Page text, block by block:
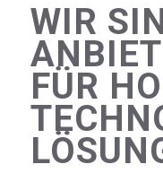
WIR
FÜR